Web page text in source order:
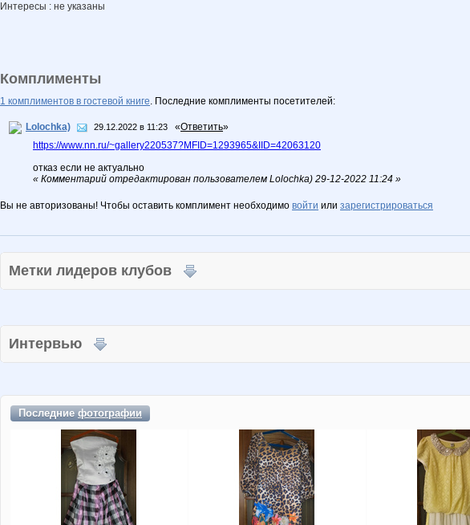
Интересы : не указаны
Комплименты
1 комплиментов в гостевой книге. Последние комплименты посетителей:
Lolochka) 29.12.2022 в 11:23 «Ответить»
https://www.nn.ru/~gallery220537?MFID=1293965&IID=42063120
отказ если не актуально
« Комментарий отредактирован пользователем Lolochka) 29-12-2022 11:24 »
Вы не авторизованы! Чтобы оставить комплимент необходимо войти или зарегистрироваться
Метки лидеров клубов
Интервью
Последниефотографии